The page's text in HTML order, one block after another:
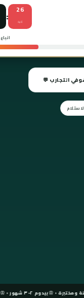
: 24
ثانية
انباع 67٪ من كمية اليوم
التجارب 💬
بيدوم ٢-٣ شهور تركيب بـ٢٠ ثانية